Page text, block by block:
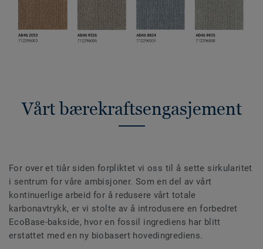
Vårt bærekraftsengasjement
For over et tiår siden forpliktet vi oss til å sette sirkularitet
i sentrum for våre ambisjoner. Som en del av vårt
kontinuerlige arbeid for å redusere vårt totale
karbonavtrykk, er vi stolte av å introdusere en forbedret
EcoBase-bakside, hvor en fossil ingrediens har blitt
erstattet med en ny biobasert hovedingrediens.